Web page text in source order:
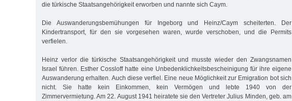
die türkische Staatsangehörigkeit erworben und nannte sich Caym.
Die Auswanderungsbemühungen für Ingeborg und Heinz/Caym scheiterten. Der
Kindertransport, für den sie vorgesehen waren, wurde verschoben, und die Permits
verfielen.
Heinz verlor die türkische Staatsangehörigkeit und musste wieder den Zwangsnamen
Israel führen. Esther Cossloff hatte eine Unbedenklichkeitsbescheinigung für ihre eigene
Auswanderung erhalten. Auch diese verfiel. Eine neue Möglichkeit zur Emigration bot sich
nicht. Sie hatte kein Einkommen, kein Vermögen und lebte 1940 von der
Zimmervermietung. Am 22. August 1941 heiratete sie den Vertreter Julius Minden, geb. am